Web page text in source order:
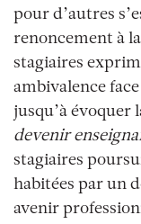
pour d’autres
renoncement à
stagiaires
ambivalence
jusqu’à évoquer
devenir
stagiaires
habitées par un
avenir